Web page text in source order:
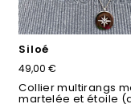
Siloé
49,00 €
Collier multirangs
martelée et étoile